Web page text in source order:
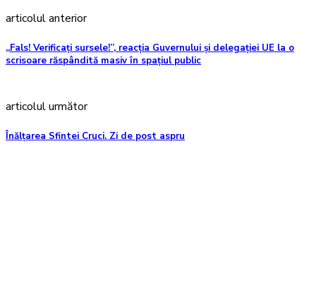
articolul anterior
„Fals! Verificați sursele!”, reacția Guvernului și delegației UE la o
scrisoare răspândită masiv în spațiul public
articolul următor
Înălțarea Sfintei Cruci. Zi de post aspru